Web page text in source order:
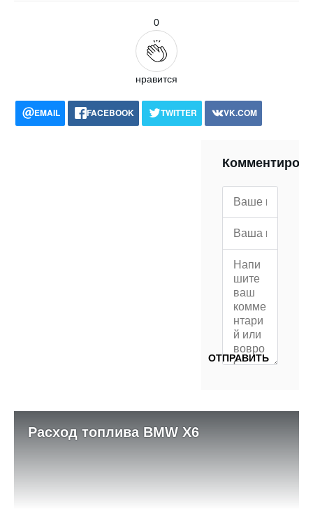
0
нравится
EMAIL FACEBOOK TWITTER
VK.COM
Расход топлива BMW X6